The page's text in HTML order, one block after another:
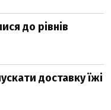
до рівнів
доставку їжі